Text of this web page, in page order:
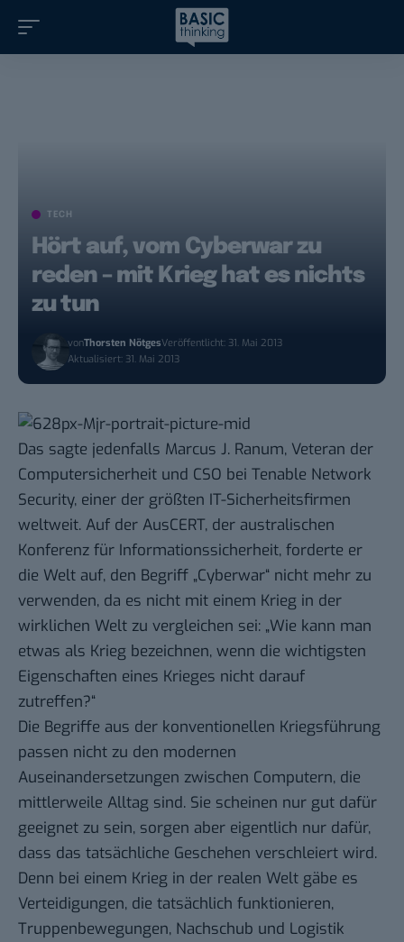
TECH
Hört auf, vom Cyberwar zu
reden – mit Krieg hat es nichts
zu tun
vonThorsten NötgesVeröffentlicht: 31. Mai 2013
Aktualisiert: 31. Mai 2013
Das sagte jedenfalls Marcus J. Ranum, Veteran der
Computersicherheit und CSO bei Tenable Network
Security, einer der größten IT-Sicherheitsfirmen
weltweit. Auf der AusCERT, der australischen
Konferenz für Informationssicherheit, forderte er
die Welt auf, den Begriff „Cyberwar“ nicht mehr zu
verwenden, da es nicht mit einem Krieg in der
wirklichen Welt zu vergleichen sei: „Wie kann man
etwas als Krieg bezeichnen, wenn die wichtigsten
Eigenschaften eines Krieges nicht darauf
zutreffen?“
Die Begriffe aus der konventionellen Kriegsführung
passen nicht zu den modernen
Auseinandersetzungen zwischen Computern, die
mittlerweile Alltag sind. Sie scheinen nur gut dafür
geeignet zu sein, sorgen aber eigentlich nur dafür,
dass das tatsächliche Geschehen verschleiert wird.
Denn bei einem Krieg in der realen Welt gäbe es
Verteidigungen, die tatsächlich funktionieren,
Truppenbewegungen, Nachschub und Logistik